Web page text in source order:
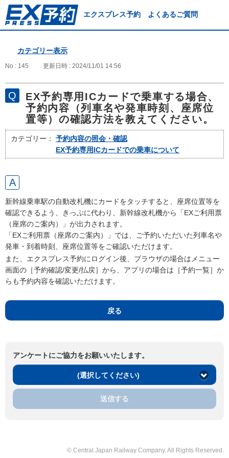
エクスプレス予約 よくあるご質問
カテゴリー表示
No : 145 更新日時 : 2024/11/01 14:56
EX予約専用ICカードで乗車する場合、
予約内容（列車名や発車時刻、座席位
置等）の確認方法を教えてください。
カテゴリー：
予約内容の照会・確認
EX予約専用ICカードでの乗車について
新幹線乗車駅の自動改札機にカードをタッチすると、座席位置等を
確認できるよう、きっぷに代わり、新幹線改札機から「EXご利用票
（座席のご案内）」が出力されます。
「EXご利用票（座席のご案内）」では、ご予約いただいた列車名や
発車・到着時刻、座席位置等をご確認いただけます。
また、エクスプレス予約にログイン後、ブラウザの場合はメニュー
画面の［予約確認/変更/払戻］から、アプリの場合は［予約一覧］か
らも予約内容を確認いただけます。
戻る
アンケートにご協力をお願いいたします。
(選択してください)
送信する
© Central Japan Railway Company. All Rights Reserved.